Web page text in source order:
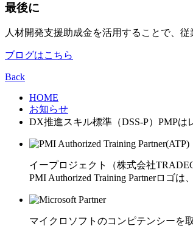
最後に
人材開発支援助成金を活用することで、
ブログはこちら
Back
HOME
お知らせ
DX推進スキル標準（DSS-P）PMPは
イープロジェクト（株式会社
PMI Authorized Training Partnerロゴは
マイクロソフトのコンピテンシーを